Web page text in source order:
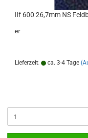
IIf 600 26,7mm NS
er
Lieferzeit: ca. 3-4 Tage